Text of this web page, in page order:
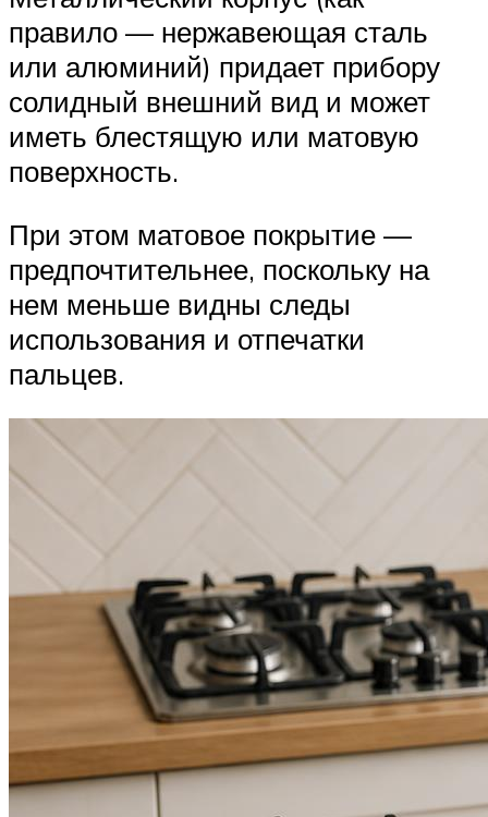
правило — нержавеющая сталь
или алюминий) придает прибору
солидный внешний вид и может
иметь блестящую или матовую
поверхность.
При этом матовое покрытие —
предпочтительнее, поскольку на
нем меньше видны следы
использования и отпечатки
пальцев.